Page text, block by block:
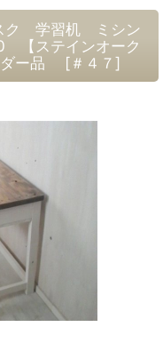
ク 学習机 ミシン
【ステインオーク
ー品
[＃４７]